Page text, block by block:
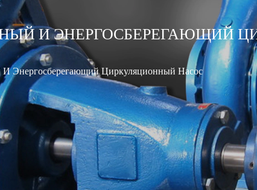
И ЭНЕРГОСБЕРЕГАЮЩИЙ
Энергосберегающий Циркуляционный Насос